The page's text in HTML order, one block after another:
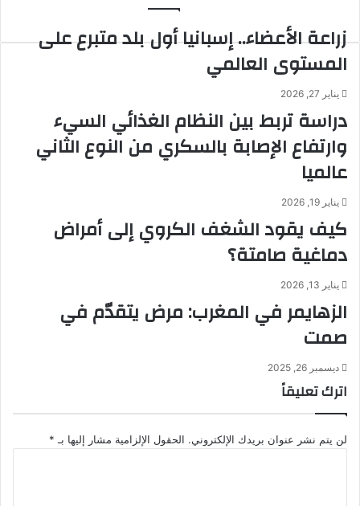
زراعة الأعضاء.. إسبانيا أول بلد متبرع على
المستوى العالمي
يناير 27, 2026
دراسة تربط بين النظام الغذائي السيء
وارتفاع الإصابة بالسكري من النوع الثاني
عالميا
يناير 19, 2026
كيف يقود الشغف الكروي إلى أمراض
دماغية صامتة؟
يناير 13, 2026
الزهايمر في المغرب: مرض يتقدّم في
صمت
ديسمبر 26, 2025
اترك تعليقاً
لن يتم نشر عنوان بريدك الإلكتروني. الحقول الإلزامية مشار إليها بـ *